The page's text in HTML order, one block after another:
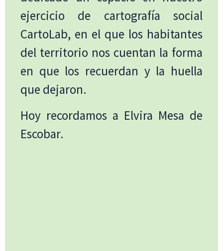
ejercicio de cartografía social
CartoLab, en el que los habitantes
del territorio nos cuentan la forma
en que los recuerdan y la huella
que dejaron.
Hoy recordamos a Elvira Mesa de
Escobar.